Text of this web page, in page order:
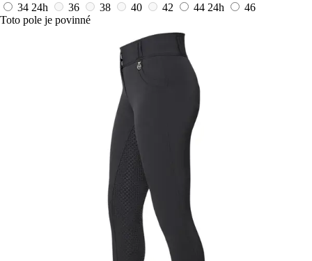
34 24h 36 38 40 42 44 24h
46
Toto pole je povinné